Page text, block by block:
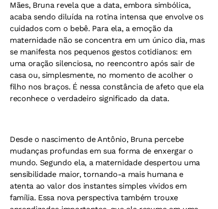
Mães, Bruna revela que a data, embora simbólica,
acaba sendo diluída na rotina intensa que envolve os
cuidados com o bebê. Para ela, a emoção da
maternidade não se concentra em um único dia, mas
se manifesta nos pequenos gestos cotidianos: em
uma oração silenciosa, no reencontro após sair de
casa ou, simplesmente, no momento de acolher o
filho nos braços. É nessa constância de afeto que ela
reconhece o verdadeiro significado da data.
Desde o nascimento de Antônio, Bruna percebe
mudanças profundas em sua forma de enxergar o
mundo. Segundo ela, a maternidade despertou uma
sensibilidade maior, tornando-a mais humana e
atenta ao valor dos instantes simples vividos em
família. Essa nova perspectiva também trouxe